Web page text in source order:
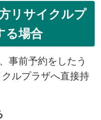
リサイクルプ
る場合
事前予約をしたう
ルプラザへ直接持